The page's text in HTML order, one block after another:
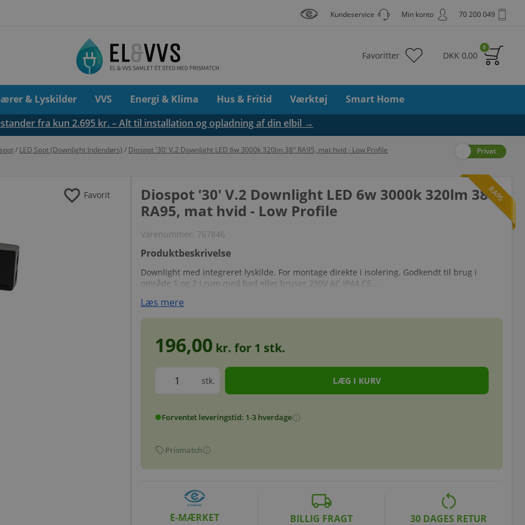
70 200 049
Min konto
Kundeservice
0
DKK 0,00
Favoritter
& Lyskilder VVS Energi & Klima Hus & Fritid Værktøj
Smart Home
fra kun 2.695 kr. – Alt til installation og opladning af din elbil →
/ LED Spot (Downlight Indendørs) / Diospot '30' V.2 Downlight LED 6w 3000k 320lm 38° RA95, mat hvid - Low Profile Privat
favorite Favorit RA95
Diospot '30' V.2 Downlight LED 6w 3000k 320lm 38°
RA95, mat hvid - Low Profile
Varenummer: 767846
Produktbeskrivelse
Downlight med integreret lyskilde. For montage direkte i isolering. Godkendt til brug i
område 1 og 2 i rum med bad eller bruser 230V AC IP44 CE...
Læs mere
196,00 kr. for 1 stk.
stk.
circleForventet leveringstid: 1-3 hverdageinfo
sellPrismatchinfo
E-MÆRKET
local_shipping
BILLIG FRAGT
restart_alt
30 DAGES RETUR